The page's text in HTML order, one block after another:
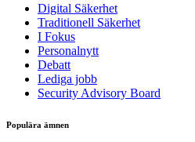
Digital Säkerhet
Traditionell Säkerhet
I Fokus
Personalnytt
Debatt
Lediga jobb
Security Advisory Board
Populära ämnen